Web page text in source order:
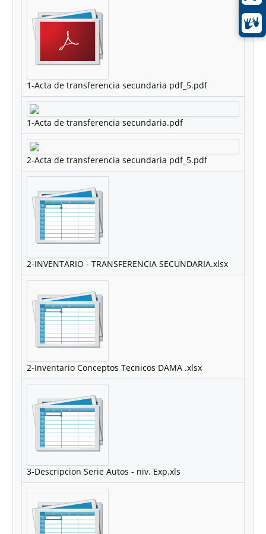
1-Acta de transferencia secundaria pdf_5.pdf
1-Acta de transferencia secundaria.pdf
2-Acta de transferencia secundaria pdf_5.pdf
2-INVENTARIO - TRANSFERENCIA SECUNDARIA.xlsx
2-Inventario Conceptos Tecnicos DAMA .xlsx
3-Descripcion Serie Autos - niv. Exp.xls